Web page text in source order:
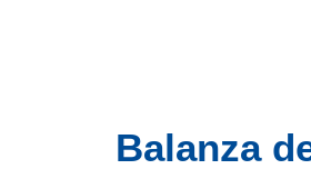
Balanza